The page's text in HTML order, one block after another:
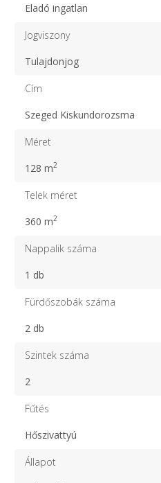
Eladó ingatlan
Jogviszony
Tulajdonjog
Cím
Szeged Kiskundorozsma
Méret
128 m2
Telek méret
360 m2
Nappalik száma
1 db
Fürdőszobák száma
2 db
Szintek száma
2
Fűtés
Hőszivattyú
Állapot